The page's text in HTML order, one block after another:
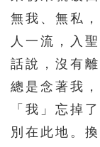
無我、無私
人一流，入
話說，沒有
總是念著我
「我」忘掉
別在此地。